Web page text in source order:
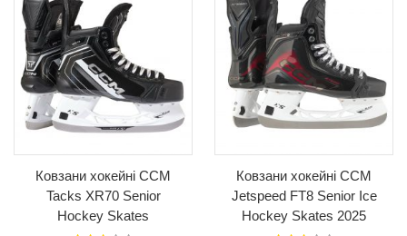
Ковзани хокейні CCM
Tacks XR70 Senior
Hockey Skates
Ковзани хокейні CCM
Jetspeed FT8 Senior Ice
Hockey Skates 2025